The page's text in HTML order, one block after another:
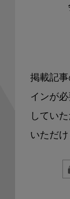
掲載記
インが
してい
いただけ